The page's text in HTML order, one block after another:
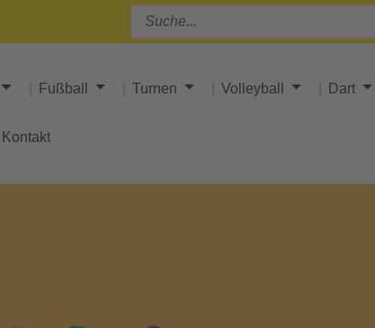
Fußball Turnen Volleyball Dart
Kontakt